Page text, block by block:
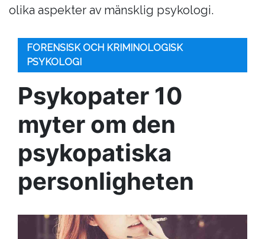
olika aspekter av mänsklig psykologi.
FORENSISK OCH KRIMINOLOGISK
PSYKOLOGI
Psykopater 10
myter om den
psykopatiska
personligheten